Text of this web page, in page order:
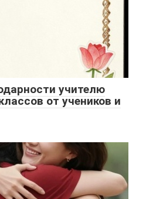
учителю
от учеников и